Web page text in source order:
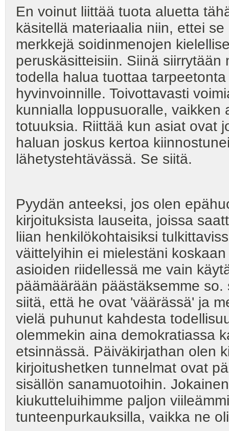
En voinut liittää tuota aluetta
käsitellä materiaalia niin, ettei
merkkejä soidinmenojen
peruskäsitteisiin. Siinä
todella halua tuottaa
hyvinvoinnille. Toivottavasti
kunnialla loppusuoralle,
totuuksia. Riittää kun asiat ovat
haluan joskus kertoa
lähetystehtävässä. Se siitä.
Pyydän anteeksi, jos olen
kirjoituksista lauseita, joissa
liian henkilökohtaisiksi
väittelyihin ei mielestäni
asioiden riidellessä me vain
päämäärään päästäksemme
siitä, että he ovat 'väärässä' ja
vielä puhunut kahdesta
olemmekin aina demokratiassa
etsinnässä. Päiväkirjathan olen
kirjoitushetken tunnelmat ovat
sisällön sanamuotoihin.
kiukutteluihimme paljon
tunteenpurkauksilla, vaikka ne